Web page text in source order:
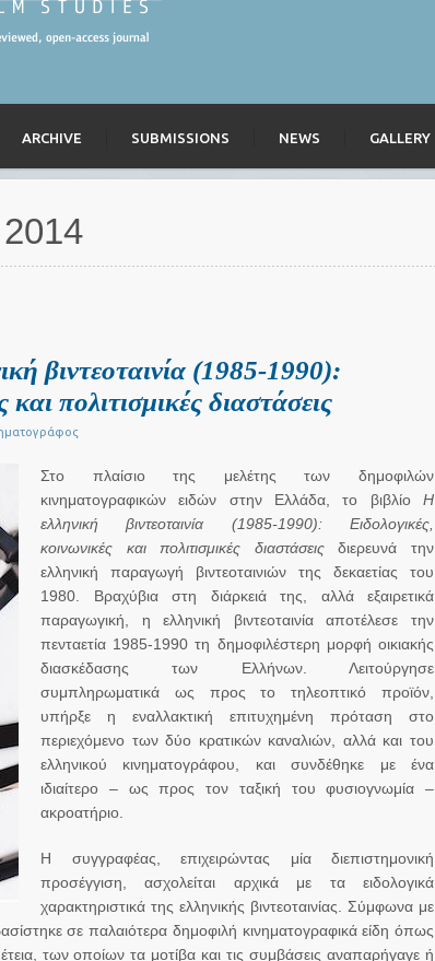
ARCHIVE SUBMISSIONS NEWS GALLERY
βιντεοταινία (1985-1990):
και πολιτισμικές διαστάσεις
Στο πλαίσιο της μελέτης των δημοφιλών
κινηματογραφικών ειδών στην Ελλάδα, το βιβλίο Η
ελληνική βιντεοταινία (1985-1990): Ειδολογικές,
κοινωνικές και πολιτισμικές διαστάσειςδιερευνά την
ελληνική παραγωγή βιντεοταινιών της δεκαετίας του
1980. Βραχύβια στη διάρκειά της, αλλά εξαιρετικά
παραγωγική, η ελληνική βιντεοταινία αποτέλεσε την
πενταετία 1985-1990 τη δημοφιλέστερη μορφή οικιακής
διασκέδασης των Ελλήνων. Λειτούργησε
συμπληρωματικά ως προς το τηλεοπτικό προϊόν,
υπήρξε η εναλλακτική επιτυχημένη πρόταση στο
περιεχόμενο των δύο κρατικών καναλιών, αλλά και του
ελληνικού κινηματογράφου, και συνδέθηκε με ένα
ιδιαίτερο – ως προς τον ταξική του φυσιογνωμία –
ακροατήριο.
Η συγγραφέας,
επιχειρώντας μία διεπιστημονική
προσέγγιση, ασχολείται αρχικά με τα ειδολογικά
χαρακτηριστικά της ελληνικής βιντεοταινίας. Σύμφωνα με
σε παλαιότερα δημοφιλή κινηματογραφικά είδη όπως
των οποίων τα μοτίβα και τις συμβάσεις αναπαρήγαγε ή